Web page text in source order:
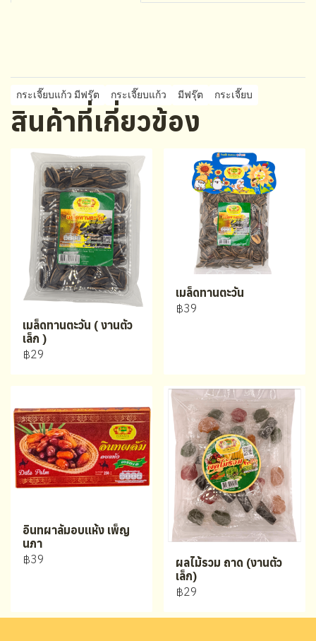
กระเจี๊ยบแก้ว มีฟรุ๊ต กระเจี๊ยบแก้ว มีฟรุ๊ต กระเจี๊ยบ
สินค้าที่เกี่ยวข้อง
เมล็ดทานตะวัน ( งานตัว
เล็ก )
฿29
เมล็ดทานตะวัน
฿39
อินทผาลัมอบแห้ง เพ็ญ
นภา
฿39
ผลไม้รวม ถาด (งานตัว
เล็ก)
฿29